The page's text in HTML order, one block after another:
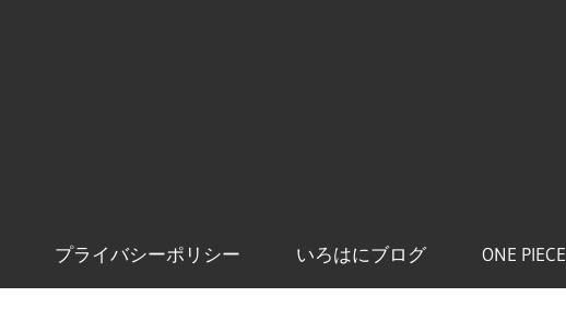
プライバシーポリシー いろはにブログ ONE PIECE